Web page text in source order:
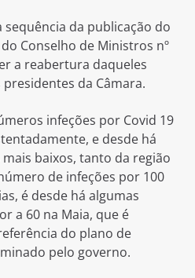
da publicação do
Conselho de Ministros nº
a reabertura daqueles
da Câmara.
infeções por Covid 19
e desde há
baixos, tanto da região
de infeções por 100
é desde há algumas
a 60 na Maia, que é
do plano de
pelo governo.